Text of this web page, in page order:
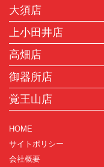
大須店
上小田井店
高畑店
御器所店
覚王山店
HOME
サイトポリシー
会社概要